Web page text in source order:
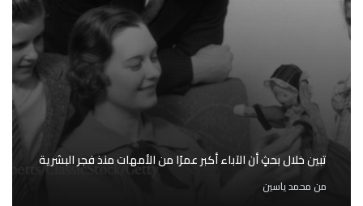
تبين خلال بحثٍ أن الآباء أكبر عمرًا من الأمهات منذ فجر البشرية
من محمد ياسين